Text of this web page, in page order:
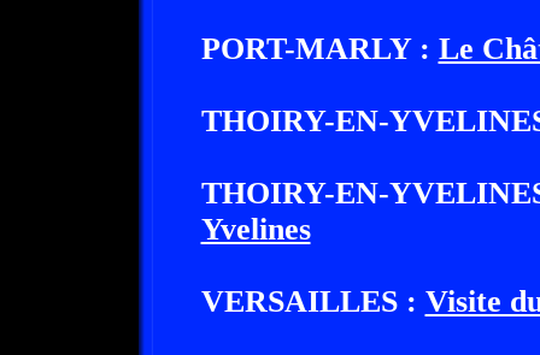
PORT-MARLY : Le
THOIRY-EN-
THOIRY-EN-
Yvelines
VERSAILLES : Visite